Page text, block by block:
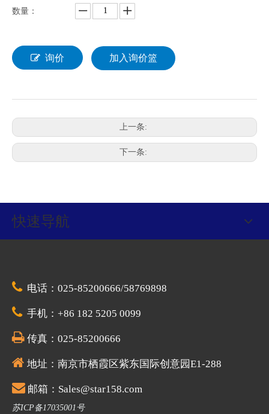
数量：
询价 加入询价篮
上一条:
下一条:
快速导航
 电话：025-85200666/58769898
 手机：+86 182 5205 0099
 传真：025-85200666
 地址： 南京市栖霞区紫东国际创意园E1-288
 邮箱：Sales@star158.com
苏ICP备17035001号